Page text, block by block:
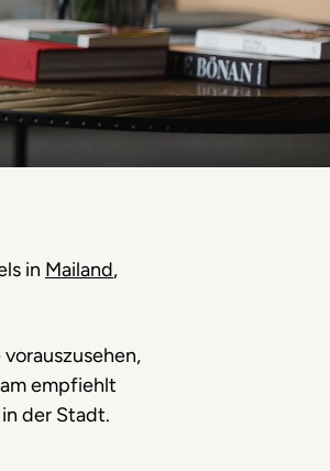
in Mailand,
empfiehlt
der Stadt.